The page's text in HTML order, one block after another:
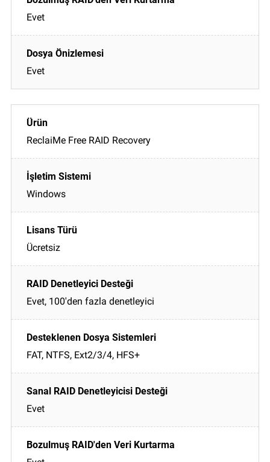
Evet
Evet
ReclaiMe Free RAID Recovery
Windows
Ücretsiz
Evet, 100'den fazla denetleyici
FAT, NTFS, Ext2/3/4, HFS+
Evet